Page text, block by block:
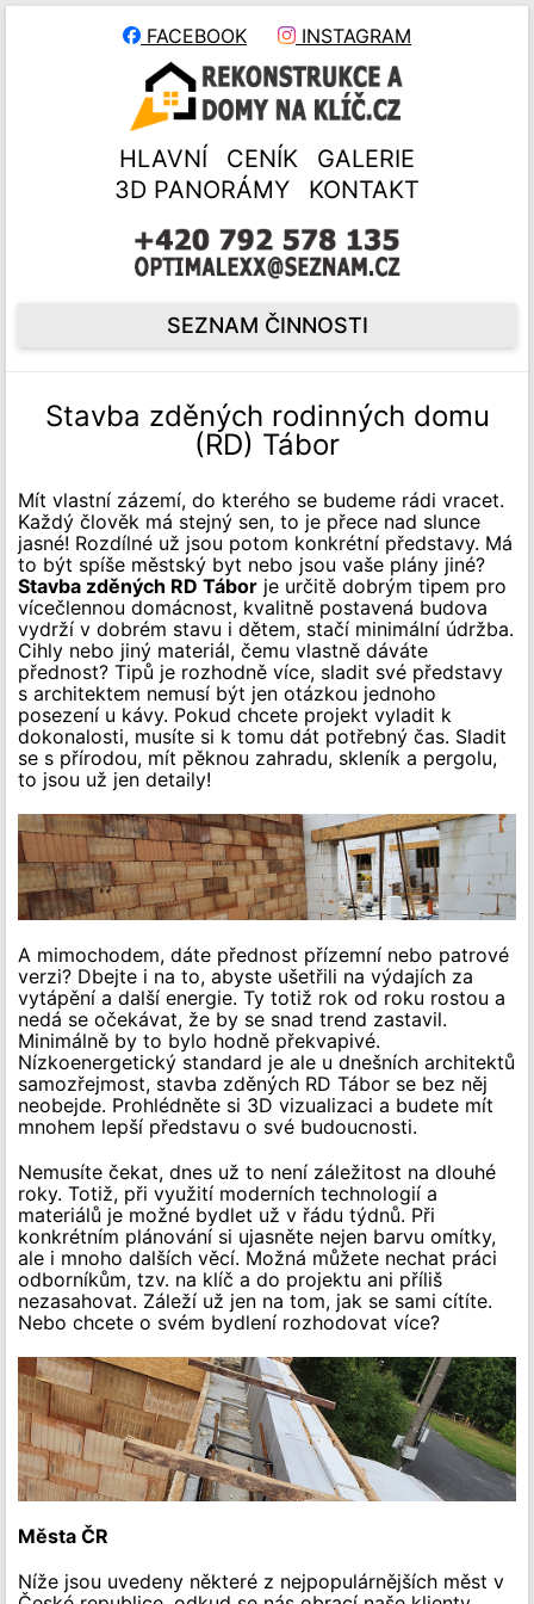
FACEBOOK INSTAGRAM
HLAVNÍ CENÍK
GALERIE
3D PANORÁMY
KONTAKT
SEZNAM ČINNOSTI
Stavba zděných rodinných domu
(RD) Tábor
Mít vlastní zázemí, do kterého se budeme rádi vracet.
Každý člověk má stejný sen, to je přece nad slunce
jasné! Rozdílné už jsou potom konkrétní představy. Má
to být spíše městský byt nebo jsou vaše plány jiné?
Stavba zděných RD Tábor je určitě dobrým tipem pro
vícečlennou domácnost, kvalitně postavená budova
vydrží v dobrém stavu i dětem, stačí minimální údržba.
Cihly nebo jiný materiál, čemu vlastně dáváte
přednost? Tipů je rozhodně více, sladit své představy
s architektem nemusí být jen otázkou jednoho
posezení u kávy. Pokud chcete projekt vyladit k
dokonalosti, musíte si k tomu dát potřebný čas. Sladit
se s přírodou, mít pěknou zahradu, skleník a pergolu,
to jsou už jen detaily!
A mimochodem, dáte přednost přízemní nebo patrové
verzi? Dbejte i na to, abyste ušetřili na výdajích za
vytápění a další energie. Ty totiž rok od roku rostou a
nedá se očekávat, že by se snad trend zastavil.
Minimálně by to bylo hodně překvapivé.
Nízkoenergetický standard je ale u dnešních architektů
samozřejmost, stavba zděných RD Tábor se bez něj
neobejde. Prohlédněte si 3D vizualizaci a budete mít
mnohem lepší představu o své budoucnosti.
Nemusíte čekat, dnes už to není záležitost na dlouhé
roky. Totiž, při využití moderních technologií a
materiálů je možné bydlet už v řádu týdnů. Při
konkrétním plánování si ujasněte nejen barvu omítky,
ale i mnoho dalších věcí. Možná můžete nechat práci
odborníkům, tzv. na klíč a do projektu ani příliš
nezasahovat. Záleží už jen na tom, jak se sami cítíte.
Nebo chcete o svém bydlení rozhodovat více?
Města ČR
Níže jsou uvedeny některé z nejpopulárnějších měst v